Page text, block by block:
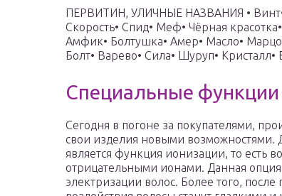
ПЕРВИТИН, УЛИЧНЫЕ НАЗВАНИЯ •
Скорость• Спид• Меф• Чёрная
Амфик• Болтушка• Амер• Масло•
Болт• Варево• Сила• Шуруп•
Специальные
Сегодня в погоне за покупателями,
свои изделия новыми возможностями.
является функция ионизации, то есть
отрицательными ионами. Данная
электризации волос. Более того, после